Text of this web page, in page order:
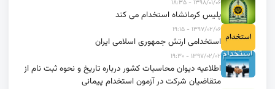
۱۳۹۸/۰۱/۰۶ - ۱۸:۳۵
پلیس کرمانشاه استخدام می کند
۱۳۹۷/۰۲/۰۶ - ۱۹:۱۵
استخدامی ارتش جمهوری اسلامی ایران
۱۳۹۷/۰۲/۰۲ - ۱۹:۳۰
اطلاعیه دیوان محاسبات کشور درباره تاریخ و نحوه ثبت نام از
متقاضیان شرکت در آزمون استخدام پیمانی